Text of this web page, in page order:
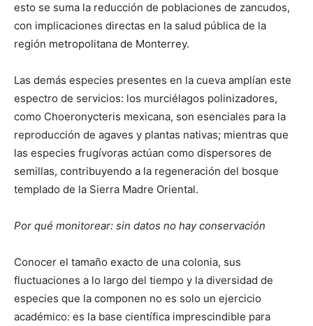
esto se suma la reducción de poblaciones de zancudos,
con implicaciones directas en la salud pública de la
región metropolitana de Monterrey.
Las demás especies presentes en la cueva amplían este
espectro de servicios: los murciélagos polinizadores,
como Choeronycteris mexicana, son esenciales para la
reproducción de agaves y plantas nativas; mientras que
las especies frugívoras actúan como dispersores de
semillas, contribuyendo a la regeneración del bosque
templado de la Sierra Madre Oriental.
Por qué monitorear: sin datos no hay conservación
Conocer el tamaño exacto de una colonia, sus
fluctuaciones a lo largo del tiempo y la diversidad de
especies que la componen no es solo un ejercicio
académico: es la base científica imprescindible para